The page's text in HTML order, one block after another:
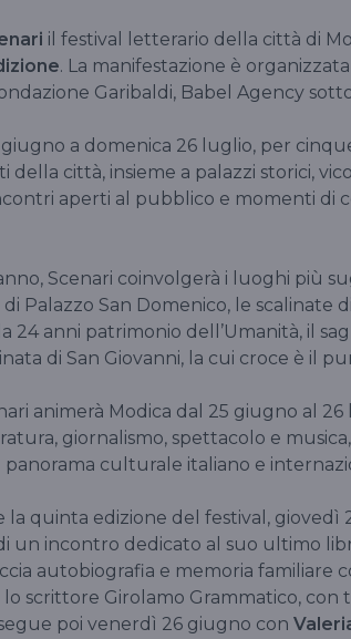
il festival letterario della città di
. La manifestazione è
Garibaldi, Babel Agency
giugno a domenica 26 luglio, per
della città, insieme a palazzi storici,
aperti al pubblico e momenti di
Scenari coinvolgerà i luoghi più
di Palazzo San Domenico, le scalinate
24 anni patrimonio dell’Umanità, il
di San Giovanni, la cui croce è il
animerà Modica dal 25 giugno al
giornalismo, spettacolo e
culturale italiano e
la quinta edizione del festival, giovedì
un incontro dedicato al suo ultimo
autobiografia e memoria familiare
lo scrittore Girolamo Grammatico,
poi venerdì 26 giugno con